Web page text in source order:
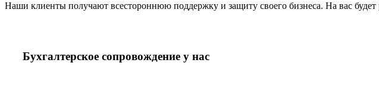
Наши клиенты получают всестороннюю поддержку и защиту своего бизнеса. На вас будет
Бухгалтерское сопровождение у нас